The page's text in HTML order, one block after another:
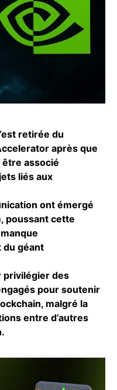
retirée du
après que
être associé
liés aux
ont émergé
poussant cette
du géant
des
pour soutenir
malgré la
entre d’autres